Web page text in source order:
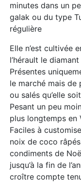
minutes dans un
galak ou du type
régulière
Elle n’est cultivée
l’hérault le
Présentes
le marché mais de
ou salés qu’elle
Pesant un peu
plus longtemps en
Faciles à
noix de coco
condiments de
jusqu’à la fin de
croître compte